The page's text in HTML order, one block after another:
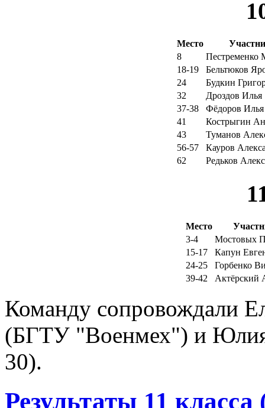
Место
8
Пестременко
18-19
Бельтюков
24
Будкин
32
Дроздов Илья
37-38
Фёдоров Илья
41
Кострыгин
43
Туманов
56-57
Кауров
62
Редьков
Место
3-4
Мостовых
15-17
Капун
24-25
Горбенко
39-42
Актёрский
Команду сопровождали
(БГТУ "Военмех") и
30).
Результаты 11 класса